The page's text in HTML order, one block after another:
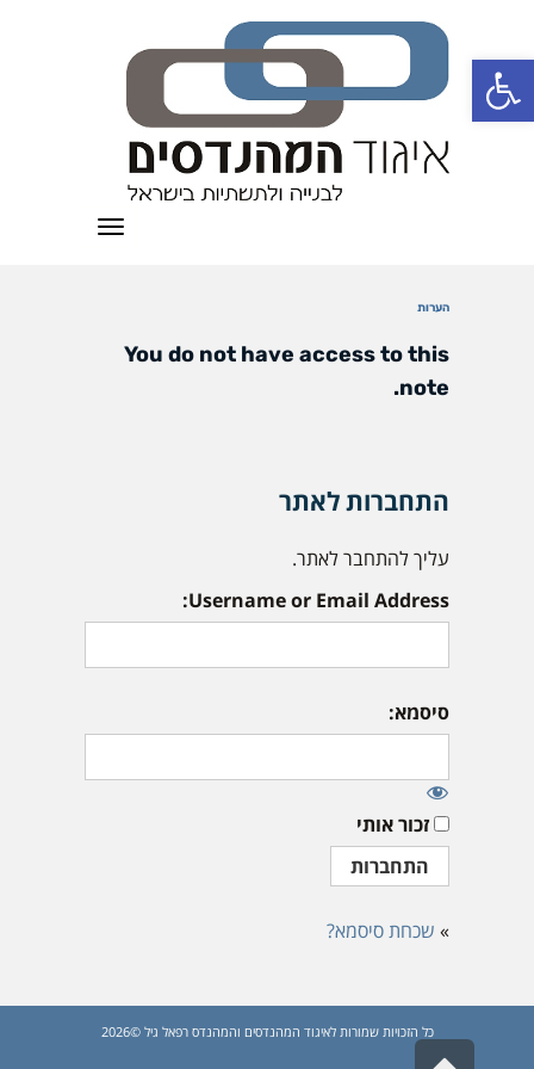
פתח סרגל נגישות
תפריט
הערות
You do not have access to this
note.
התחברות לאתר
עליך להתחבר לאתר.
Username or Email Address:
סיסמא:
זכור אותי
» שכחת סיסמא?
כל הזכויות שמורות לאיגוד המהנדסים והמהנדס רפאל גיל ©2026